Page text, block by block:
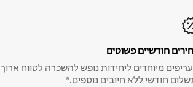
חודשיים פשוטים
מיוחדים ליחידות נופש להשכרה לטווח ארוך
חודשי ללא חיובים נוספים.*